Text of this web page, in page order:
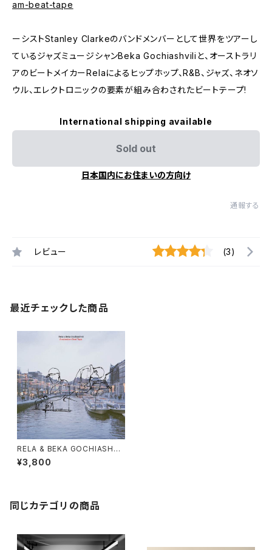
am-beat-tape
ーシストStanley Clarkeのバンドメンバーとして世界をツアーし
ているジャズミュージシャンBeka Gochiashviliと、オーストラリ
アのビートメイカーRelaによるヒップホップ、R&B、ジャズ、ネオソ
ウル、エレクトロニックの要素が組み合わされたビートテープ!
International shipping available
Sold out
日本国内にお住まいの方向け
通報する
レビュー (3)
最近チェックした商品
RELA & BEKA GOCHIASHVI
LI - AMSTERDAM BEAT TA
PE "LP"
¥3,800
同じカテゴリの商品